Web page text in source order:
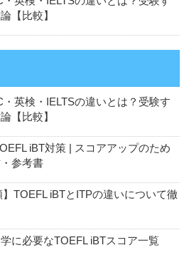
【比較】
英検・IELTSの違いとは？受験す
【比較】
iBT対策 | スコアアップのため
参考書
】TOEFL iBTとITPの違いについて徹
に必要なTOEFL iBTスコア一覧